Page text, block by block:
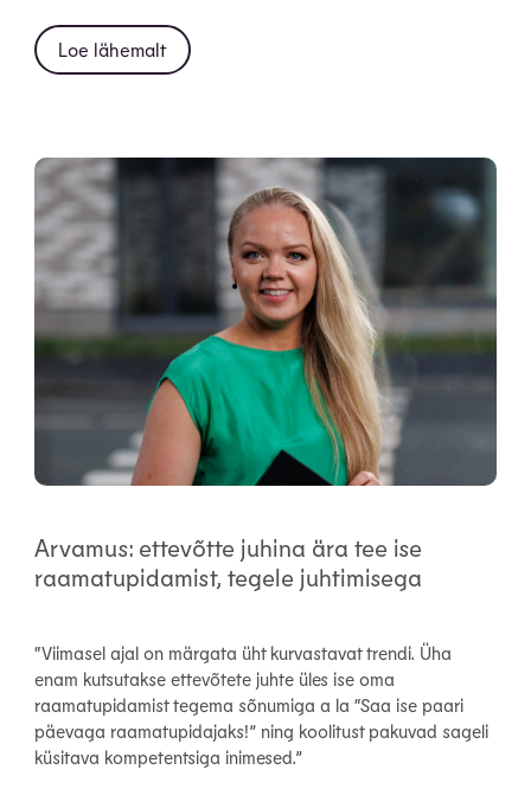
Loe lähemalt
Arvamus: ettevõtte juhina ära tee ise
raamatupidamist, tegele juhtimisega
“Viimasel ajal on märgata üht kurvastavat trendi. Üha
enam kutsutakse ettevõtete juhte üles ise oma
raamatupidamist tegema sõnumiga a la “Saa ise paari
päevaga raamatupidajaks!” ning koolitust pakuvad sageli
küsitava kompetentsiga inimesed.”